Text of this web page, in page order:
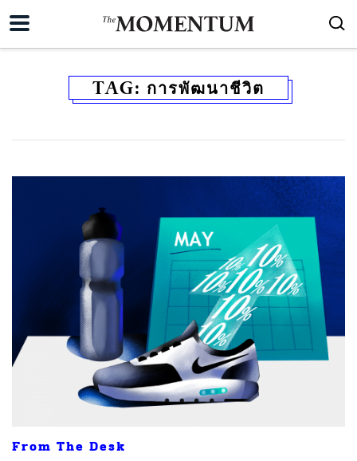
TAG: การพัฒนาชีวิต
From The Desk
SHARE TWEET LINE